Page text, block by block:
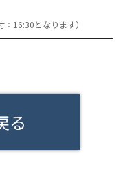
16:30となります）
る